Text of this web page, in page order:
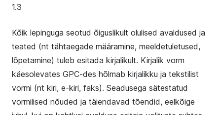
1.3
Kõik lepinguga seotud õiguslikult olulised avaldused ja
teated (nt tähtaegade määramine, meeldetuletused,
lõpetamine) tuleb esitada kirjalikult. Kirjalik vorm
käesolevates GPC-des hõlmab kirjalikku ja tekstilist
vormi (nt kiri, e-kiri, faks). Seadusega sätestatud
vormilised nõuded ja täiendavad tõendid, eelkõige